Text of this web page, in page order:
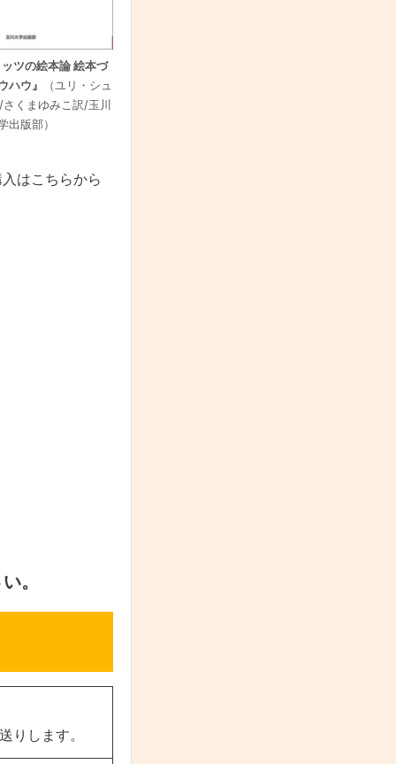
ツの絵本論 絵本づ
ハウ』
（ユリ・シュ
くまゆみこ訳/玉川
出版部）
はこちらから
。
りします。